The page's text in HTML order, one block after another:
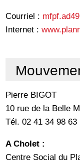
Courriel :
Internet :
Pierre BIGOT
10 rue de la Belle
Tél. 02 41 34 98 63
A Cholet :
Centre Social du